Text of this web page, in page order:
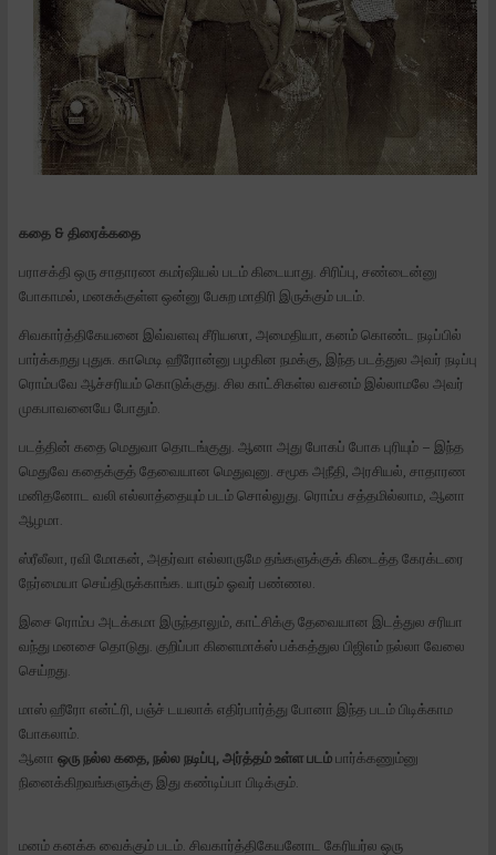
கதை & திரைக்கதை
பராசக்தி ஒரு சாதாரண கமர்ஷியல் படம் கிடையாது. சிரிப்பு, சண்டைன்னு
போகாமல், மனசுக்குள்ள ஒன்னு பேசுற மாதிரி இருக்கும் படம்.
சிவகார்த்திகேயனை இவ்வளவு சீரியஸா, அமைதியா, கனம் கொண்ட நடிப்பில்
பார்க்கறது புதுசு. காமெடி ஹீரோன்னு பழகின நமக்கு, இந்த படத்துல அவர் நடிப்பு
ரொம்பவே ஆச்சரியம் கொடுக்குது. சில காட்சிகள்ல வசனம் இல்லாமலே அவர்
முகபாவனையே போதும்.
படத்தின் கதை மெதுவா தொடங்குது. ஆனா அது போகப் போக புரியும் – இந்த
மெதுவே கதைக்குத் தேவையான மெதுவுனு. சமூக அநீதி, அரசியல், சாதாரண
மனிதனோட வலி எல்லாத்தையும் படம் சொல்லுது. ரொம்ப சத்தமில்லாம, ஆனா
ஆழமா.
ஸ்ரீலீலா, ரவி மோகன், அதர்வா எல்லாருமே தங்களுக்குக் கிடைத்த கேரக்டரை
நேர்மையா செய்திருக்காங்க. யாரும் ஓவர் பண்ணல.
இசை ரொம்ப அடக்கமா இருந்தாலும், காட்சிக்கு தேவையான இடத்துல சரியா
வந்து மனசை தொடுது. குறிப்பா கிளைமாக்ஸ் பக்கத்துல பிஜிஎம் நல்லா வேலை
செய்றது.
மாஸ் ஹீரோ என்ட்ரி, பஞ்ச் டயலாக் எதிர்பார்த்து போனா இந்த படம் பிடிக்காம
போகலாம்.
ஆனா ஒரு நல்ல கதை, நல்ல நடிப்பு, அர்த்தம் உள்ள படம் பார்க்கணும்னு
நினைக்கிறவங்களுக்கு இது கண்டிப்பா பிடிக்கும்.
மனம் கனக்க வைக்கும் படம். சிவகார்த்திகேயனோட கேரியர்ல ஒரு